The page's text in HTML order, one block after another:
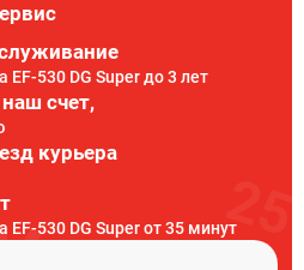
530 DG Super до 3 лет
счет,
курьера
530 DG Super от 35 минут